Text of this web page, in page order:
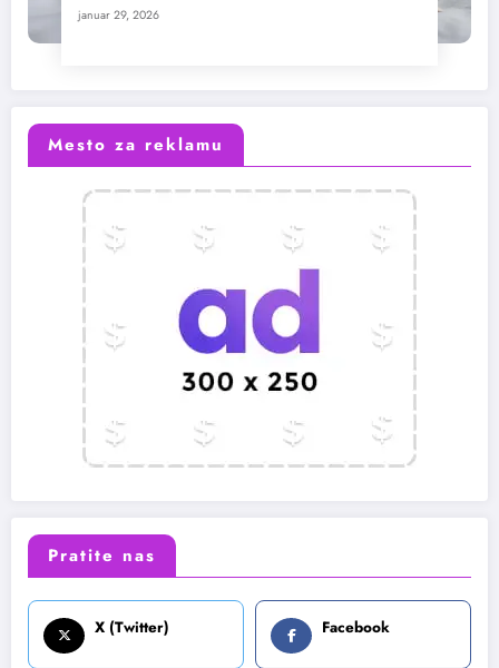
januar 29, 2026
Mesto za reklamu
Pratite nas
X (Twitter) Facebook